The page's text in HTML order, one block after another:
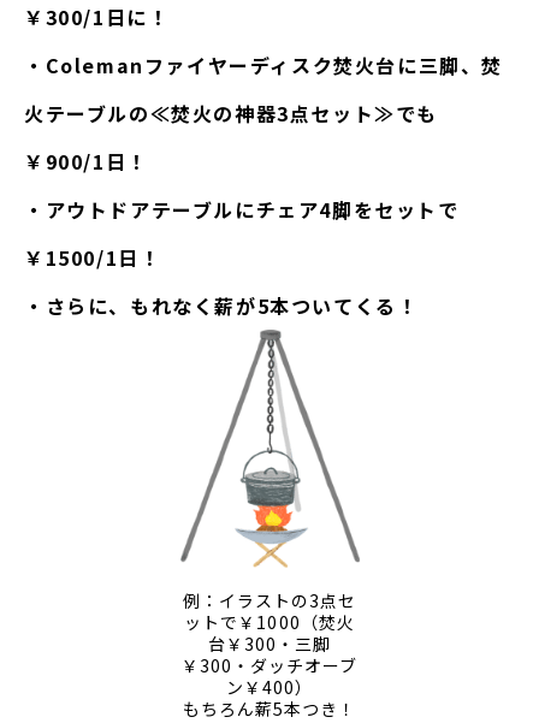
￥300/1日 に！
・Colemanファイヤーディスク焚火台に三脚、焚
火テーブルの≪焚火の神器3点セット≫でも
￥900/1日！
・アウトドアテーブルにチェア4脚をセットで
￥1500/1日！
・さらに、 もれなく薪が5本ついてくる！
例：イラストの3点セ
ットで￥1000（焚火
台￥300・三脚
￥300・ダッチオーブ
ン￥400）
もちろん薪5本つき！